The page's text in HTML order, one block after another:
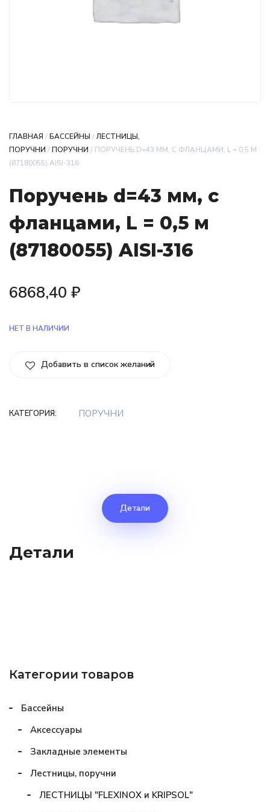
ГЛАВНАЯ /БАССЕЙНЫ /ЛЕСТНИЦЫ,
ПОРУЧНИ /ПОРУЧНИ / ПОРУЧЕНЬ D=43 ММ, С ФЛАНЦАМИ, L = 0,5 М
(87180055) AISI-316
Поручень d=43 мм, с
фланцами, L = 0,5 м
(87180055) AISI-316
6868,40 ₽
НЕТ В НАЛИЧИИ
Добавить в список желаний
КАТЕГОРИЯ: ПОРУЧНИ
Детали
Детали
Категории товаров
Бассейны
Аксессуары
Закладные элементы
Лестницы, поручни
ЛЕСТНИЦЫ "FLEXINOX и KRIPSOL"